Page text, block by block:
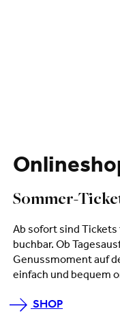
Sommer-
Ab sofort sind Tickets
buchbar. Ob
Genussmoment auf
einfach und bequem
SHOP